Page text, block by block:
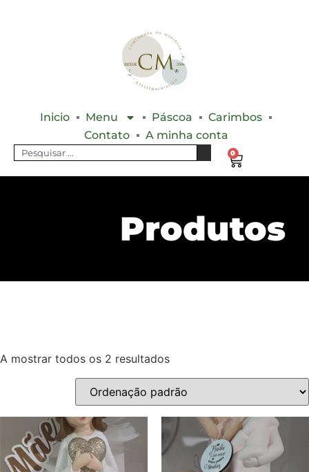
Inicio Menu Páscoa
Carimbos
Contato
A minha conta
0
Produtos
A mostrar todos os 2 resultados